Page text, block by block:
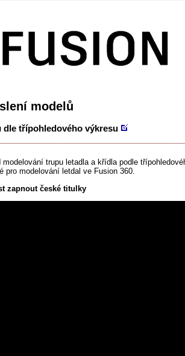
modelů
dle třípohledového výkresu
modelování trupu letadla a křídla podle
pro modelování letdal ve Fusion 360.
zapnout české titulky